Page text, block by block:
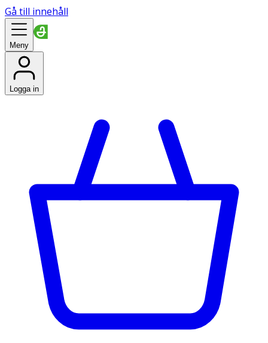
Gå till innehåll
Meny
Logga in